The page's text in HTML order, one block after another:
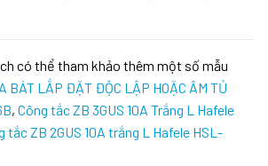
có thể tham khảo thêm một số mẫu
BÁT LẮP ĐẶT ĐỘC LẬP HOẶC ÂM TỦ
, Công tắc ZB 3GUS 10A Trắng L Hafele
tắc ZB 2GUS 10A trắng L Hafele HSL-